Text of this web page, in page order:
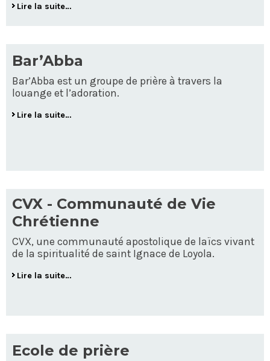
Lire la suite…
Bar’Abba
Bar’Abba est un groupe de prière à travers la
louange et l’adoration.
Lire la suite…
CVX - Communauté de Vie
Chrétienne
CVX, une communauté apostolique de laïcs vivant
de la spiritualité de saint Ignace de Loyola.
Lire la suite…
Ecole de prière